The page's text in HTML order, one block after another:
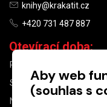
knihy@krakatit.cz
+420 731 487 887
Otevírací doba:
PO–PÁ
SO
10:00–13:00
NE
Aby web
(souhlas s